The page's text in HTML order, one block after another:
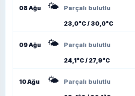
08 Ağu 🌤️ Parçalı bulutlu
23,0°C / 30,0°C
09 Ağu 🌤️ Parçalı bulutlu
24,1°C / 27,9°C
10 Ağu 🌤️ Parçalı bulutlu